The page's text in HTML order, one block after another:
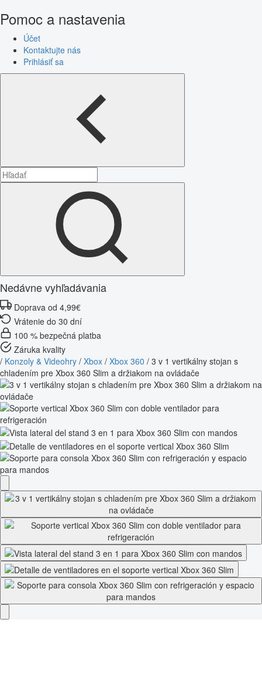
Pomoc a nastavenia
Účet
Kontaktujte nás
Prihlásiť sa
Nedávne vyhľadávania
Doprava od 4,99€
Vrátenie do 30 dní
100 % bezpečná platba
Záruka kvality
/ Konzoly & Videohry / Xbox / Xbox 360 / 3 v 1 vertikálny stojan s
chladením pre Xbox 360 Slim a držiakom na ovládače